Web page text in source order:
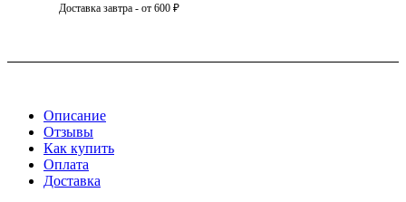
Доставка завтра - от 600 ₽
Описание
Отзывы
Как купить
Оплата
Доставка